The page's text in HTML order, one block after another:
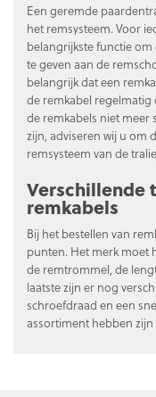
Een geremde
het remsysteem. Voor
belangrijkste functie
te geven aan de
belangrijk dat een
de remkabel
de remkabels niet meer
zijn, adviseren wij u om
remsysteem van de
Verschillende
remkabels
Bij het bestellen van
punten. Het merk moet
de remtrommel, de
laatste zijn er nog
schroefdraad en een
assortiment hebben zijn